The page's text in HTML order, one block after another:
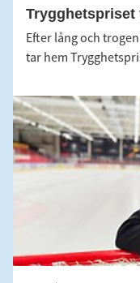
Trygghetspriset
Efter lång och
tar hem